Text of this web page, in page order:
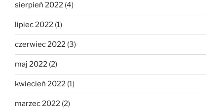
sierpień 2022 (4)
lipiec 2022 (1)
czerwiec 2022 (3)
maj 2022 (2)
kwiecień 2022 (1)
marzec 2022 (2)